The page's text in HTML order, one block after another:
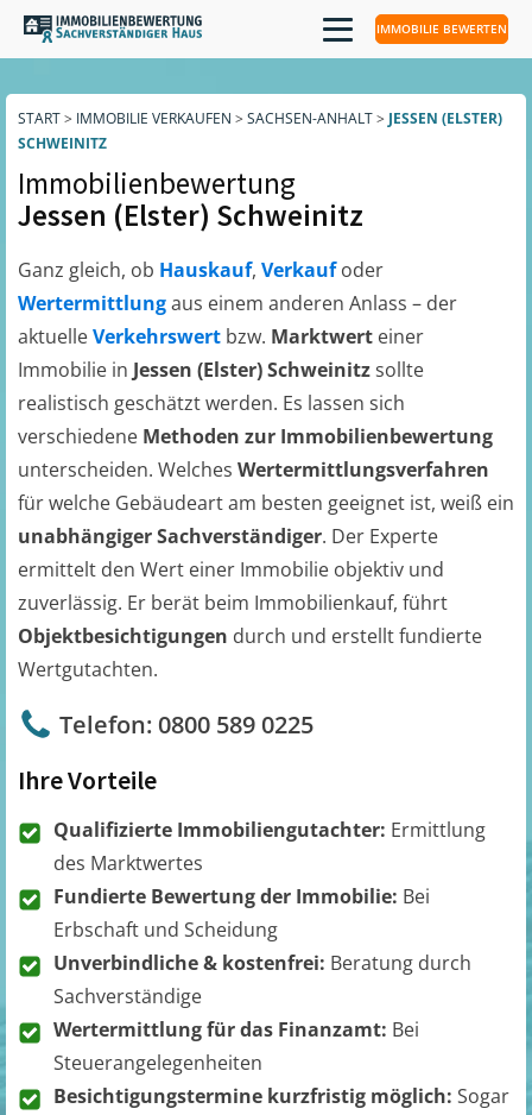
IMMOBILIE BEWERTEN
START> IMMOBILIE VERKAUFEN > SACHSEN-ANHALT> JESSEN (ELSTER)
SCHWEINITZ
Immobilienbewertung
Jessen (Elster) Schweinitz
Ganz gleich, ob Hauskauf, Verkaufoder
Wertermittlungaus einem anderen Anlass – der
aktuelleVerkehrswert bzw. Marktwert einer
Immobilie in Jessen (Elster) Schweinitzsollte
realistisch geschätzt werden. Es lassen sich
verschiedene Methoden zur Immobilienbewertung
unterscheiden. Welches Wertermittlungsverfahren
für welche Gebäudeart am besten geeignet ist, weiß ein
unabhängiger Sachverständiger. Der Experte
ermittelt den Wert einer Immobilie objektiv und
zuverlässig. Er berät beim Immobilienkauf, führt
Objektbesichtigungen durch und erstellt fundierte
Wertgutachten.
Telefon: 0800 589 0225
Ihre Vorteile
Qualifizierte Immobiliengutachter: Ermittlung
des Marktwertes
Fundierte Bewertung der Immobilie: Bei
Erbschaft und Scheidung
Unverbindliche & kostenfrei: Beratung durch
Sachverständige
Wertermittlung für das Finanzamt: Bei
Steuerangelegenheiten
Besichtigungstermine kurzfristig möglich: Sogar